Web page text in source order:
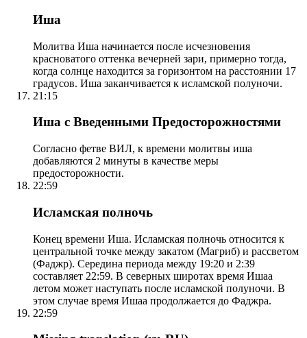
Иша
Молитва Иша начинается после исчезновения
красноватого оттенка вечерней зари, примерно тогда,
когда солнце находится за горизонтом на расстоянии 17
градусов. Иша заканчивается к исламской полуночи.
21:15
Иша с Введенными Предосторожностями
Согласно фетве ВИЛ, к времени молитвы иша
добавляются 2 минуты в качестве меры
предосторожности.
22:59
Исламская полночь
Конец времени Иша. Исламская полночь относится к
центральной точке между закатом (Магриб) и рассветом
(Фаджр). Середина периода между 19:20 и 2:39
составляет 22:59. В северных широтах время Ишаа
летом может наступать после исламской полуночи. В
этом случае время Ишаа продолжается до Фаджра.
22:59